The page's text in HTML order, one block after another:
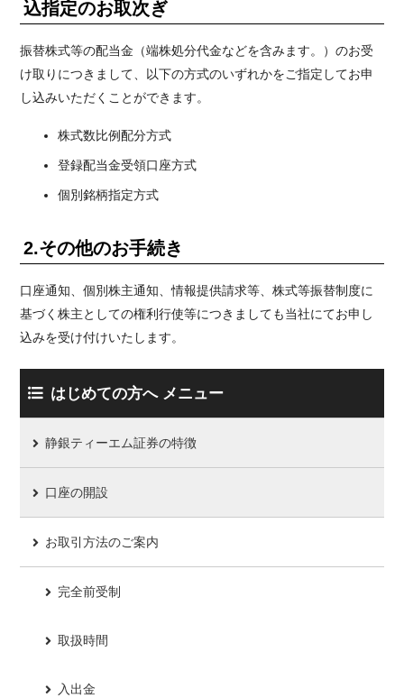
込指定のお取次ぎ
振替株式等の配当金（端株処分代金などを含みます。）のお受
け取りにつきまして、以下の方式のいずれかをご指定してお申
し込みいただくことができます。
株式数比例配分方式
登録配当金受領口座方式
個別銘柄指定方式
2.その他のお手続き
口座通知、個別株主通知、情報提供請求等、株式等振替制度に
基づく株主としての権利行使等につきましても当社にてお申し
込みを受け付けいたします。
はじめての方へ メニュー
静銀ティーエム証券の特徴
口座の開設
お取引方法のご案内
完全前受制
取扱時間
入出金